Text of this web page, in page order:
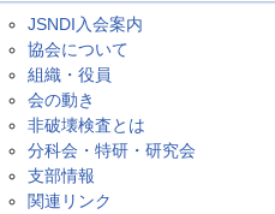
JSNDI入会案内
協会について
組織・役員
会の動き
非破壊検査とは
分科会・特研・研究会
支部情報
関連リンク